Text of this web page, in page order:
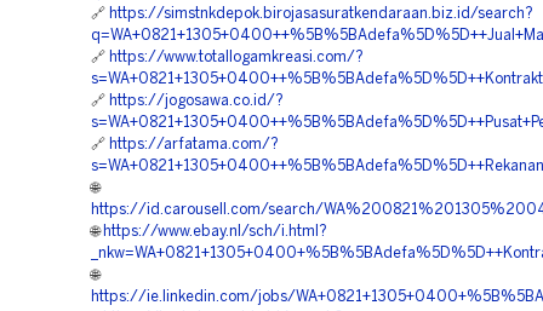
🔗 https://simstnkdepok.birojasasuratkendaraan.biz.id/search?
🔗 https://www.totallogamkreasi.com/?
🔗 https://jogosawa.co.id/?
🔗 https://arfatama.com/?
🌐
https://id.carousell.com/search/
🌐 https://www.ebay.nl/sch/i.html?
🌐
https://ie.linkedin.com/jobs/